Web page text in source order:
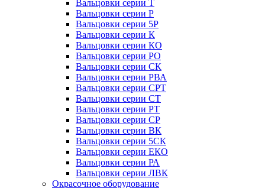
Вальцовки серии Т
Вальцовки серии Р
Вальцовки серии 5Р
Вальцовки серии К
Вальцовки серии КО
Вальцовки серии РО
Вальцовки серии СК
Вальцовки серии РВА
Вальцовки серии СРТ
Вальцовки серии СТ
Вальцовки серии РТ
Вальцовки серии СР
Вальцовки серии ВК
Вальцовки серии 5СК
Вальцовки серии ЕКО
Вальцовки серии РА
Вальцовки серии ЛВК
Окрасочное оборудование